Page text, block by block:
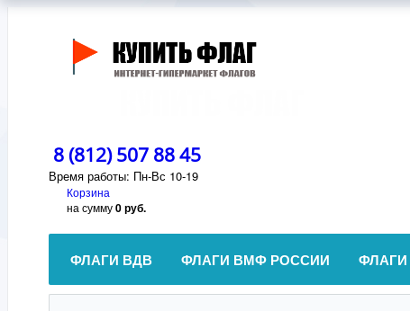
8 (812) 507 88 45
Время работы: Пн-Вс 10-19
Корзина
на сумму0 руб.
ФЛАГИ ВДВ ФЛАГИ ВМФ РОССИИ